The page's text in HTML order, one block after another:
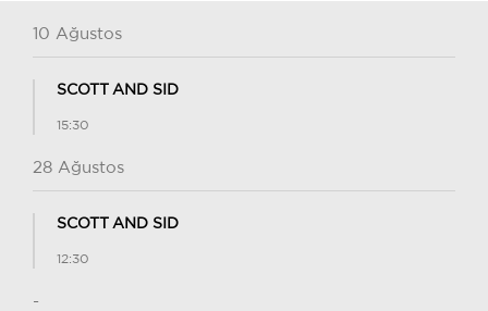
10 Ağustos
SCOTT AND SID
15:30
28 Ağustos
SCOTT AND SID
12:30
-